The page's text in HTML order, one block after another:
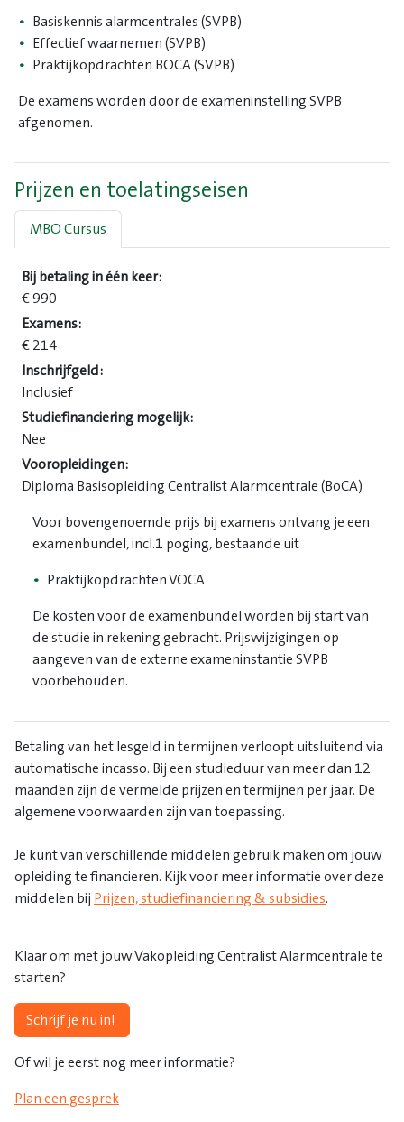
Basiskennis alarmcentrales (SVPB)
Effectief waarnemen (SVPB)
Praktijkopdrachten BOCA (SVPB)
De examens worden door de exameninstelling SVPB
afgenomen.
Prijzen en toelatingseisen
MBO Cursus
Bij betaling in één keer:
€ 990
Examens:
€ 214
Inschrijfgeld:
Inclusief
Studiefinanciering mogelijk:
Nee
Vooropleidingen:
Diploma Basisopleiding Centralist Alarmcentrale (BoCA)
Voor bovengenoemde prijs bij examens ontvang je een
examenbundel, incl.1 poging, bestaande uit
Praktijkopdrachten VOCA
De kosten voor de examenbundel worden bij start van
de studie in rekening gebracht. Prijswijzigingen op
aangeven van de externe exameninstantie SVPB
voorbehouden.
Betaling van het lesgeld in termijnen verloopt uitsluitend via
automatische incasso. Bij een studieduur van meer dan 12
maanden zijn de vermelde prijzen en termijnen per jaar. De
algemene voorwaarden zijn van toepassing.
Je kunt van verschillende middelen gebruik maken om jouw
opleiding te financieren. Kijk voor meer informatie over deze
middelen bij Prijzen, studiefinanciering & subsidies.
Klaar om met jouw Vakopleiding Centralist Alarmcentrale te
starten?
Schrijf je nu in!
Of wil je eerst nog meer informatie?
Plan een gesprek